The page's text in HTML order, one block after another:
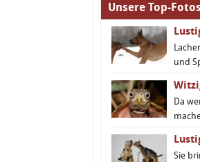
Unsere Top-
und
Da
Sie